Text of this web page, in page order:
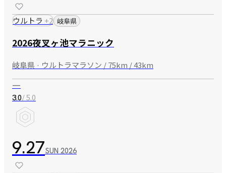
ウルトラ +2 岐阜県
2026夜叉ヶ池マラニック
岐阜県 · ウルトラマラソン / 75km / 43km
—
3.0/ 5.0
9.27SUN 2026